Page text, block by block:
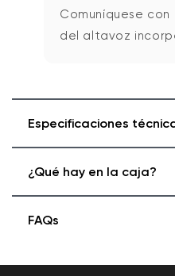
Comuníquese
del altavoz
Especificaciones
Wyze Pro
Color y materiales
negro.
¿Qué hay en la caja?
FAQs
How long does it take to